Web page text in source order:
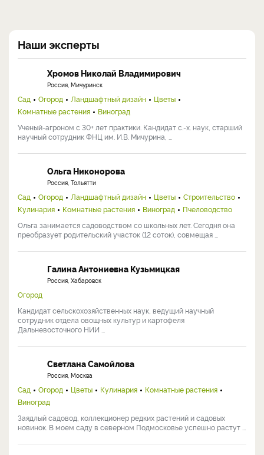
Наши эксперты
Хромов Николай Владимирович
Россия, Мичуринск
Сад Огород Ландшафтный дизайн
Цветы
Комнатные растения
Виноград
Ученый-агроном с 30+ лет практики. Кандидат с.-х. наук, старший
научный сотрудник ФНЦ им. И.В. Мичурина, ...
Ольга Никонорова
Россия, Тольятти
Сад Огород Ландшафтный дизайн Цветы
Строительство
Кулинария
Комнатные растения Виноград
Пчеловодство
Ольга занимается садоводством со школьных лет. Сегодня она
преобразует родительский участок (12 соток), совмещая ...
Галина Антониевна Кузьмицкая
Россия, Хабаровск
Огород
Кандидат сельскохозяйственных наук, ведущий научный
сотрудник отдела овощных культур и картофеля
Дальневосточного НИИ ...
Светлана Самойлова
Россия, Москва
Сад Огород Цветы Кулинария
Комнатные растения
Виноград
Заядлый садовод, коллекционер редких растений и садовых
новинок. В моем саду в северном Подмосковье успешно растут ...